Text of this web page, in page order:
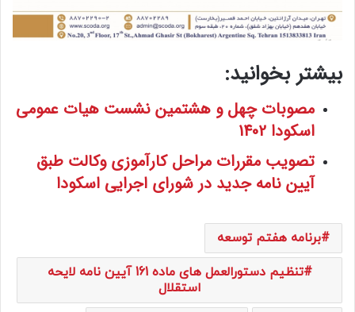
بیشتر بخوانید:
مصوبات چهل و هشتمین نشست هیات عمومی
اسکودا 1402
تصویب مقررات مراحل کارآموزی وکالت طبق
آیین نامه جدید در شورای اجرایی اسکودا
برنامه هفتم توسعه
تنظیم دستورالعمل های ماده 161 آیین نامه لایحه
استقلال